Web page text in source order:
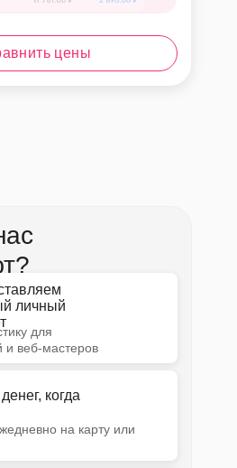
цены
личный
для
и веб-мастеров
когда
на карту или